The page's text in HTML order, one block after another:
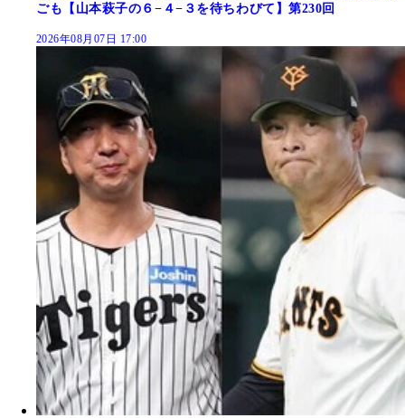
ごも【山本萩子の６−４−３を待ちわびて】第230回
2026年08月07日 17:00